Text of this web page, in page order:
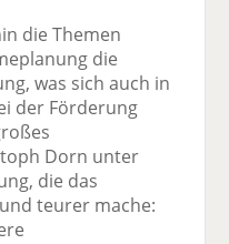
die Themen
die
was sich auch in
der Förderung
Dorn unter
die das
teurer mache: